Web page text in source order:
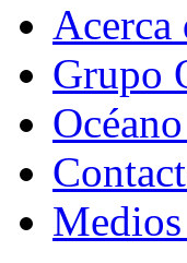
Acerca
Grupo